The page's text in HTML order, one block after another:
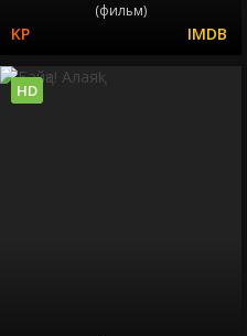
(фильм)
HD